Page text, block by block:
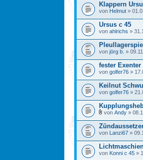
Klappern
von Helmut »
Ursus c 45
von ahlrichs »
von jörg b. »
fester
von golfer76 »
Keilnut
von golfer76 »
von Andy »
von Lanzi67 »
von Konni c 45 »